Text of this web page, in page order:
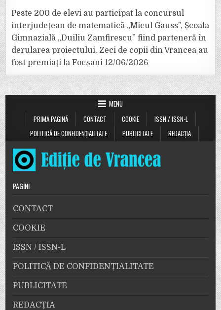
Peste 200 de elevi au participat la concursul
interjudețean de matematică „Micul Gauss”, Școala
Gimnazială „Duiliu Zamfirescu” fiind parteneră în
derularea proiectului. Zeci de copii din Vrancea au
fost premiați la Focșani 12/06/2026
MENU
PRIMA PAGINĂ
CONTACT COOKIE
ISSN / ISSN-L
POLITICĂ DE CONFIDENȚIALITATE
PUBLICITATE REDACȚIA
PAGINI
CONTACT
COOKIE
ISSN / ISSN-L
POLITICĂ DE CONFIDENȚIALITATE
PUBLICITATE
REDACȚIA